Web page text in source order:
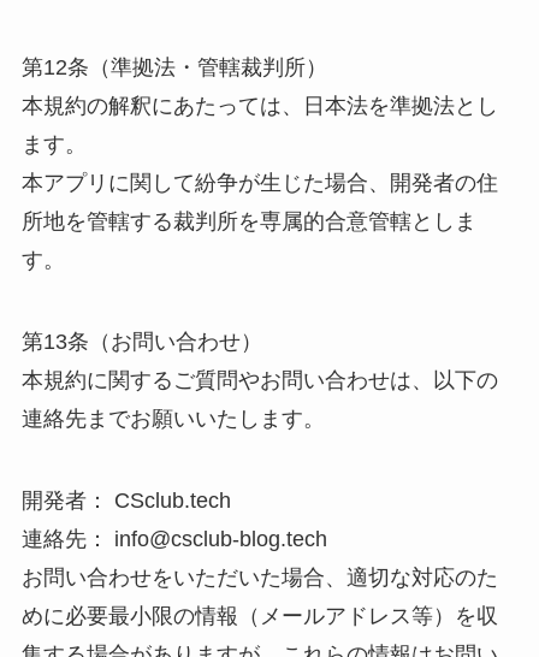
第12条（準拠法・管轄裁判所）
本規約の解釈にあたっては、日本法を準拠法とし
ます。
本アプリに関して紛争が生じた場合、開発者の住
所地を管轄する裁判所を専属的合意管轄としま
す。
第13条（お問い合わせ）
本規約に関するご質問やお問い合わせは、以下の
連絡先までお願いいたします。
開発者： CSclub.tech
連絡先： info@csclub-blog.tech
お問い合わせをいただいた場合、適切な対応のた
めに必要最小限の情報（メールアドレス等）を収